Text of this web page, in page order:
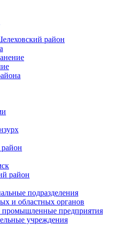
район
район
подразделения
и областных органов
предприятия
учреждения